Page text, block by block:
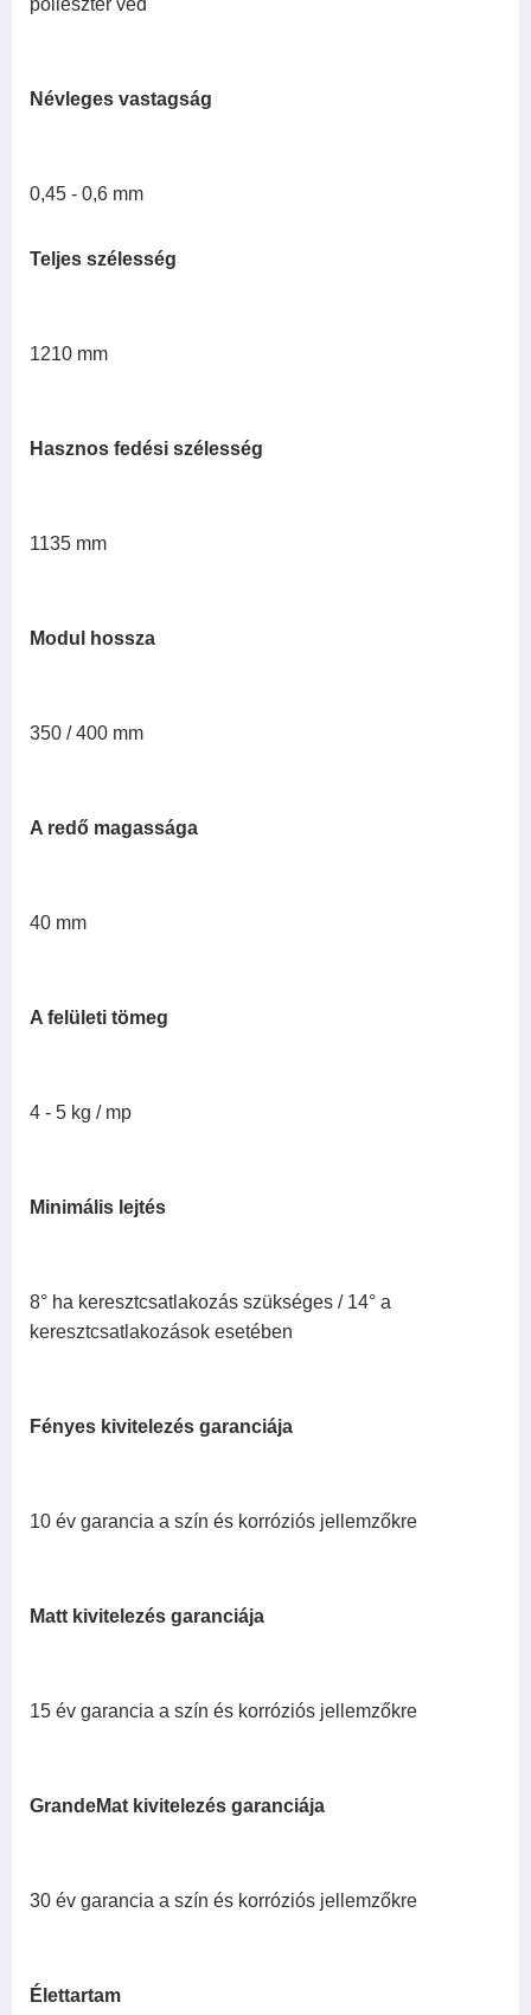
poliészter véd
Névleges vastagság
0,45 - 0,6 mm
Teljes szélesség
1210 mm
Hasznos fedési szélesség
1135 mm
Modul hossza
350 / 400 mm
A redő magassága
40 mm
A felületi tömeg
4 - 5 kg / mp
Minimális lejtés
8° ha keresztcsatlakozás szükséges / 14° a
keresztcsatlakozások esetében
Fényes kivitelezés garanciája
10 év garancia a szín és korróziós jellemzőkre
Matt kivitelezés garanciája
15 év garancia a szín és korróziós jellemzőkre
GrandeMat kivitelezés garanciája
30 év garancia a szín és korróziós jellemzőkre
Élettartam